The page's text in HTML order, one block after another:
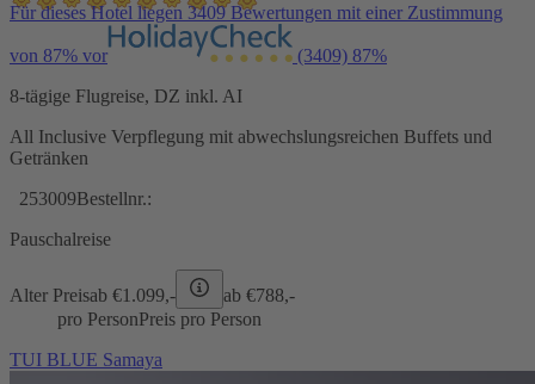
Für dieses Hotel liegen 3409 Bewertungen mit einer Zustimmung
von 87% vor (3409) 87%
8-tägige Flugreise, DZ inkl. AI
All Inclusive Verpflegung mit abwechslungsreichen Buffets und
Getränken
253009Bestellnr.:
Pauschalreise
Alter Preisab €1.099,- ab €788,-
pro PersonPreis pro Person
TUI BLUE Samaya